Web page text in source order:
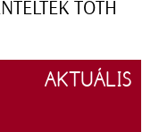
TÓTH
AKTUÁLIS